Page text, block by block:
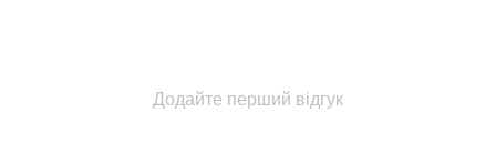
Додайте перший відгук